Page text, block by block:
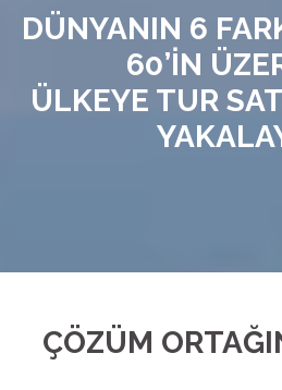
DÜNYANIN 6
60’İN
ÜLKEYE TUR
ÇÖZÜM